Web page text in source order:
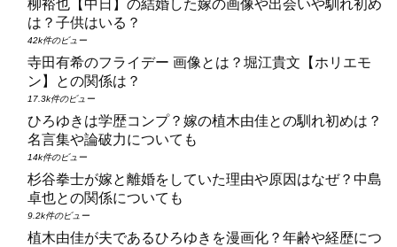
柳裕也【中日】の結婚した嫁の画像や出会いや馴れ初め
は？子供はいる？
42k件のビュー
寺田有希のフライデー 画像とは？堀江貴文【ホリエモ
ン】との関係は？
17.3k件のビュー
ひろゆきは学歴コンプ？嫁の植木由佳との馴れ初めは？
名言集や論破力についても
14k件のビュー
杉谷拳士が嫁と離婚をしていた理由や原因はなぜ？中島
卓也との関係についても
9.2k件のビュー
植木由佳が夫であるひろゆきを漫画化？年齢や経歴につ